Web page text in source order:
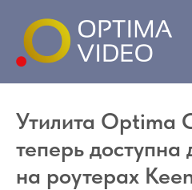
Утилита Optima
теперь доступна
на роутерах